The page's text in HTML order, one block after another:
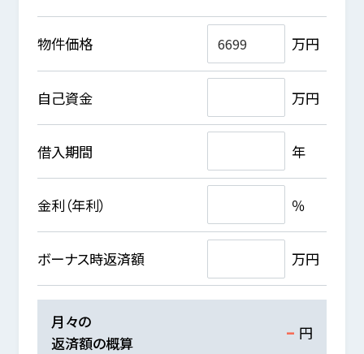
物件価格 万円
自己資金 万円
借入期間 年
金利（年利） ％
ボーナス時返済額 万円
月々の
返済額の概算
- 円